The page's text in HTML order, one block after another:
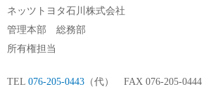
ネッツトヨタ石川株式会社
管理本部 総務部
所有権担当
TEL 076-205-0443 （代） FAX 076-205-0444